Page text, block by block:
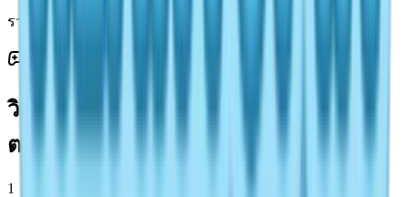
รวม: 6-10 นาทีสำหรับทั้ง 4 ตัว
วิธีจับ Frostspore Butterflies (ทีละขั้น
ตอน)
1